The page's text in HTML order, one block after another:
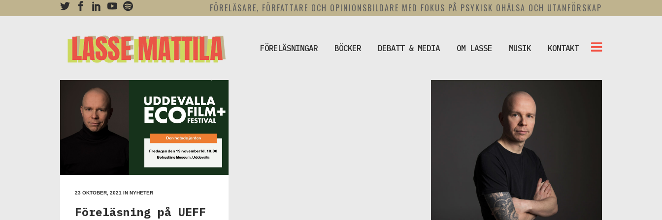
FÖRELÄSARE, FÖRFATTARE OCH OPINIONSBILDARE MED FOKUS PÅ PSYKISK OHÄLSA OCH UTANFÖRSKAP
FÖRELÄSNINGAR BÖCKER DEBATT & MEDIA OM LASSE MUSIK KONTAKT
23 OKTOBER, 2021 IN NYHETER
Föreläsning på UEFF